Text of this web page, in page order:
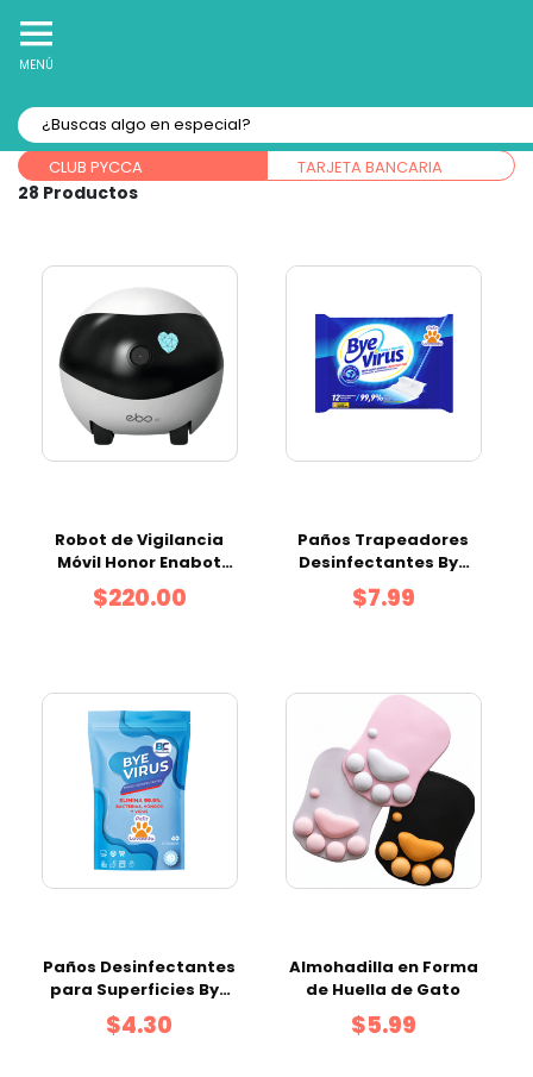
MENÚ
Forma de pago:
CLUB PYCCA TARJETA BANCARIA
28
Robot de Vigilancia
Móvil Honor Enabot
EBO SE
$220.00
Paños Trapeadores
Desinfectantes Bye
Virus Pets |Pack 12
Unidades
$7.99
Paños Desinfectantes
para Superficies Bye
Virus Pets |Doypack
40 Unidades
$4.30
Almohadilla en Forma
de Huella de Gato
$5.99